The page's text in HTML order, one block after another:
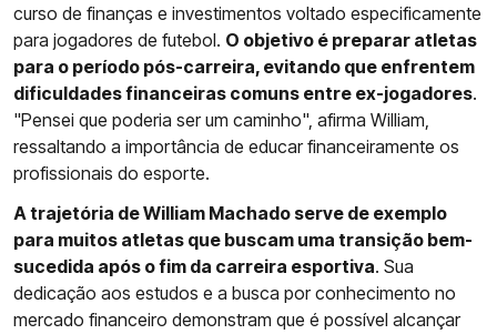
curso de finanças e investimentos voltado especificamente
para jogadores de futebol. O objetivo é preparar atletas
para o período pós-carreira, evitando que enfrentem
dificuldades financeiras comuns entre ex-jogadores.
"Pensei que poderia ser um caminho", afirma William,
ressaltando a importância de educar financeiramente os
profissionais do esporte.
A trajetória de William Machado serve de exemplo
para muitos atletas que buscam uma transição bem-
sucedida após o fim da carreira esportiva. Sua
dedicação aos estudos e a busca por conhecimento no
mercado financeiro demonstram que é possível alcançar